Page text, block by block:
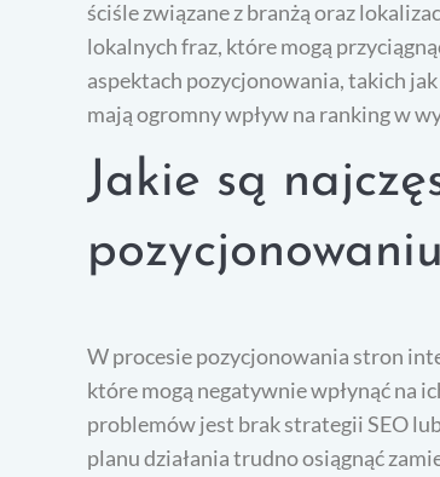
ściśle związane z branżą oraz
lokalnych fraz, które mogą
aspektach pozycjonowania, takich
mają ogromny wpływ na ranking w
Jakie są
W procesie pozycjonowania stron
które mogą negatywnie wpłynąć na
problemów jest brak strategii SEO
planu działania trudno osiągnąć